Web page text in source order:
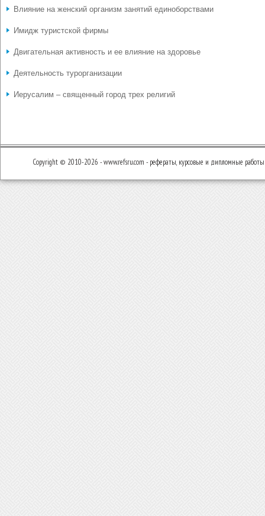
Влияние на женский организм занятий единоборствами
Имидж туристской фирмы
Двигательная активность и ее влияние на здоровье
Деятельность турорганизации
Иерусалим – священный город трех религий
Copyright © 2010-2026 - www.refsru.com - рефераты, курсовые и дипломные работы